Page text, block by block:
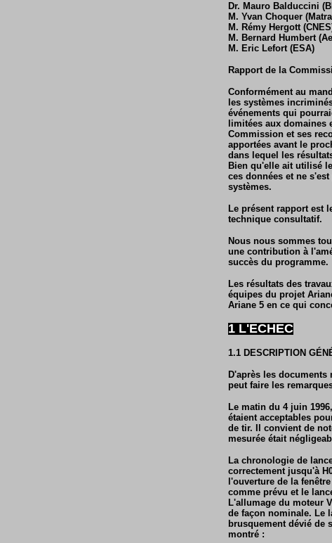
Dr. Mauro Balduccini
M. Yvan Choquer
M. Rémy Hergott
M. Bernard Humbert
M. Eric Lefort (ESA)
Rapport de la
Conformément au
les systèmes
événements qui
limitées aux
Commission et ses
apportées avant le
dans lequel les
Bien qu'elle ait utilisé
ces données et ne
systèmes.
Le présent rapport est
technique consultatif.
Nous nous sommes
une contribution à
succès du programme.
Les résultats des
équipes du projet
Ariane 5 en ce qui
1 L'ECHEC
1.1 DESCRIPTION
D'après les
peut faire les
Le matin du 4 juin
étaient acceptables
de tir. Il convient de
mesurée était
La chronologie de
correctement jusqu'à
l'ouverture de la
comme prévu et le
L'allumage du moteur
de façon nominale. Le
brusquement dévié de
montré :